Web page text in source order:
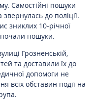
Самостійні пошуки
до поліції.
зниклих 10-річної
пошуки.
Грозненській,
та доставили їх до
допомоги не
всіх обставин події на